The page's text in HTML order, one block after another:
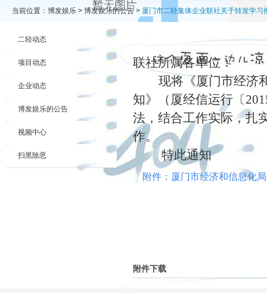
当前位置： 博发娱乐 > 博发娱乐的公告 > 厦门市二轻集体企业联社关于转发学
二轻动态
项目动态
企业动态
博发娱乐的公告
视频中心
扫黑除恶
联社所属各单位：
现将《厦门市经济
知》（厦经信运行〔
法，结合工作实际，扎
作。
特此通知
附件：厦门市经济和信息化
附件下载